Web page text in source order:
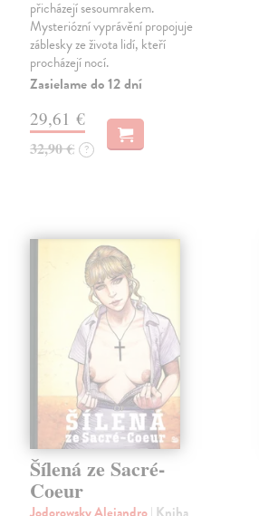
přicházejí sesoumrakem.
Mysteriózní vyprávění propojuje
záblesky ze života lidí, kteří
procházejí nocí.
Zasielame do 12 dní
29,61 €
32,90 € ?
Šílená ze Sacré-
Coeur